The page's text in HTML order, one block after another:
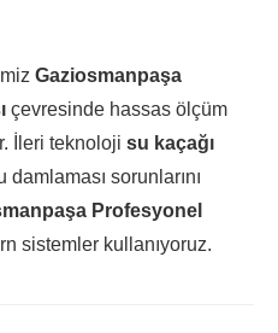
Gaziosmanpaşa
çevresinde hassas ölçüm
İleri teknoloji su kaçağı
sorunlarını
Profesyonel
sistemler kullanıyoruz.